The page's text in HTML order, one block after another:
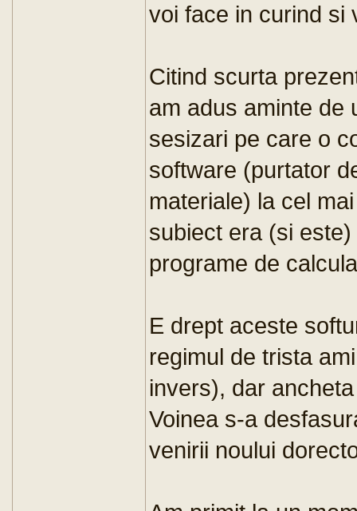
voi face in curind si
Citind scurta
am adus aminte de
sesizari pe care o
software (purtator
materiale) la cel
subiect era (si
programe de
E drept aceste
regimul de trista
invers), dar
Voinea s-a
venirii noului